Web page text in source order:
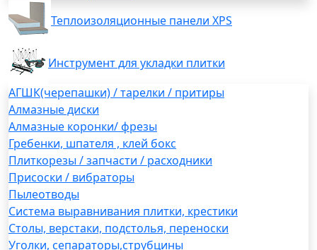
Теплоизоляционные панели XPS
Инструмент для укладки плитки
АГШК(черепашки) / тарелки / притиры
Алмазные диски
Алмазные коронки/ фрезы
Гребенки, шпателя , клей бокс
Плиткорезы / запчасти / расходники
Присоски / вибраторы
Пылеотводы
Система выравнивания плитки, крестики
Столы, верстаки, подстолья, переноски
Уголки, сепараторы,струбцины